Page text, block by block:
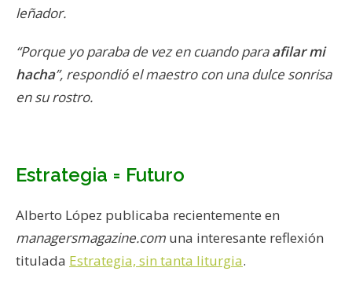
leñador.
“Porque yo paraba de vez en cuando paraafilar mi
hacha”, respondió el maestro con una dulce sonrisa
en su rostro.
Estrategia = Futuro
Alberto López publicaba recientemente en
managersmagazine.com una interesante reflexión
titulada Estrategia, sin tanta liturgia.